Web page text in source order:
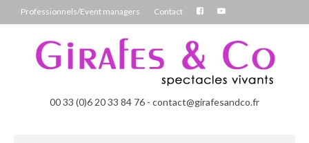
Professionnels/Event managers Contact
00 33 (0)6 20 33 84 76 - contact@girafesandco.fr